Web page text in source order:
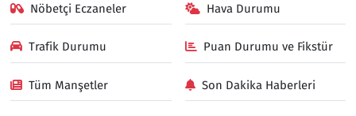
Nöbetçi Eczaneler Hava Durumu
Trafik Durumu Puan Durumu ve Fikstür
Tüm Manşetler Son Dakika Haberleri